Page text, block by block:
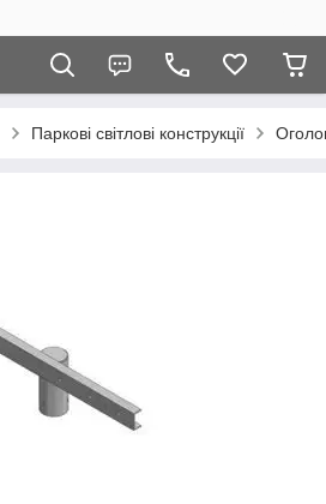
Паркові світлові конструкції